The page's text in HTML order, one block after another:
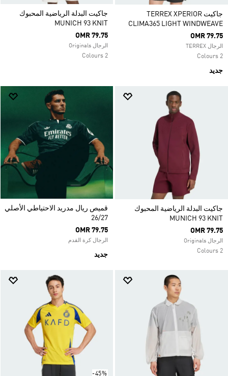
جاكيت TERREX XPERIOR
CLIMA365 LIGHT WINDWEAVE
OMR 79.75
الرجال TERREX
2 Colours
جديد
جاكيت البدلة الرياضية المحبوك
MUNICH 93 KNIT
OMR 79.75
الرجال Originals
2 Colours
جاكيت البدلة الرياضية المحبوك
MUNICH 93 KNIT
OMR 79.75
الرجال Originals
2 Colours
قميص ريال مدريد الاحتياطي الأصلي
26/27
OMR 79.75
الرجال كرة القدم
جديد
-45%